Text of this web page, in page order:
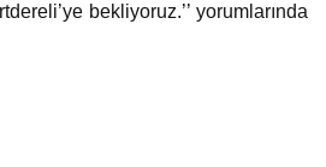
bekliyoruz.’’ yorumlarında